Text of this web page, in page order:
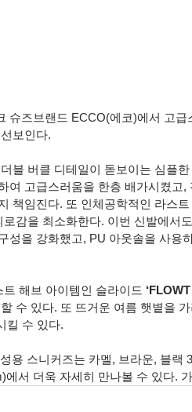
슈즈브랜드 ECCO(에코)에서 고
보인다.
블 버클 디테일이 돋보이는 심플
여 고급스러움을 한층 배가시켰고
책임진다. 또 인체공학적인 라스
로감을 최소화한다. 이번 신발에
성을 강화했고, PU 아웃솔을 사용
해브 아이템인 슬라이드
수 있다. 또 뜨거운 여름 햇볕을
킬 수 있다.
용 스니커즈는 카멜, 브라운, 블랙
서 더욱 자세히 만나볼 수 있다.